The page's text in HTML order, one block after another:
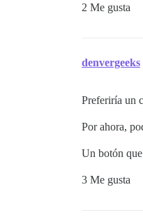
2 Me gusta
denvergeeks
Preferiría un
Por ahora,
Un botón
3 Me gusta